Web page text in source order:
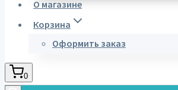
О магазине
Корзина
Оформить заказ
0